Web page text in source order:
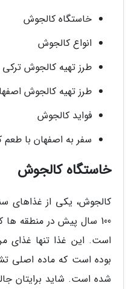
خاستگاه کالجوش
انواع کالجوش
طرز تهیه کالجوش ترکی
طرز تهیه کالجوش
فواید کالجوش
سفر به اصفهان با
خاستگاه کالجوش
کالجوش، یکی از غذاهای
100 سال پیش در منطقه
است. این غذا تنها غذای
بوده است که ماده اصلی
شده است. شاید برایتان